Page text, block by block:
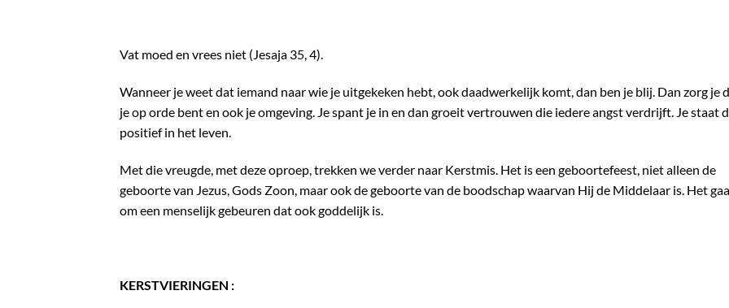
Vat moed en vrees niet (Jesaja 35, 4).
Wanneer je weet dat iemand naar wie je uitgekeken hebt, ook daadwerkelijk komt, dan ben je blij. Dan zorg je
je op orde bent en ook je omgeving. Je spant je in en dan groeit vertrouwen die iedere angst verdrijft. Je staat
positief in het leven.
Met die vreugde, met deze oproep, trekken we verder naar Kerstmis. Het is een geboortefeest, niet alleen de
geboorte van Jezus, Gods Zoon, maar ook de geboorte van de boodschap waarvan Hij de Middelaar is. Het
om een menselijk gebeuren dat ook goddelijk is.
KERSTVIERINGEN :